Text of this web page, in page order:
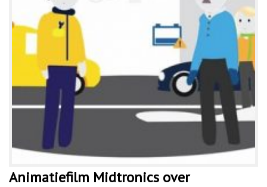
Animatiefilm Midtronics over